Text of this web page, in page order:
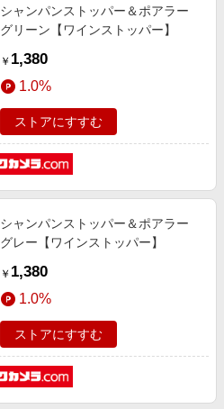
シャンパンストッパー＆ポアラー
グリーン【ワインストッパー】
￥ 1,380
1.0%
ストアにすすむ
シャンパンストッパー＆ポアラー
グレー【ワインストッパー】
￥ 1,380
1.0%
ストアにすすむ